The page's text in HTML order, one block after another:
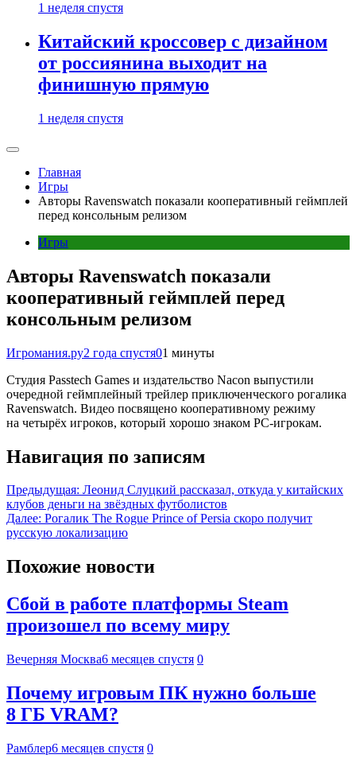
1 неделя спустя
Китайский кроссовер с дизайном
от россиянина выходит на
финишную прямую
1 неделя спустя
Главная
Игры
Авторы Ravenswatch показали кооперативный геймплей
перед консольным релизом
Игры
Авторы Ravenswatch показали
кооперативный геймплей перед
консольным релизом
Игромания.ру2 года спустя01 минуты
Студия Passtech Games и издательство Nacon выпустили
очередной геймплейный трейлер приключенческого рогалика
Ravenswatch. Видео посвящено кооперативному режиму
на четырёх игроков, который хорошо знаком РС-игрокам.
Навигация по записям
Предыдущая: Леонид Слуцкий рассказал, откуда у китайских
клубов деньги на звёздных футболистов
Далее: Рогалик The Rogue Prince of Persia скоро получит
русскую локализацию
Похожие новости
Сбой в работе платформы Steam
произошел по всему миру
Вечерняя Москва6 месяцев спустя 0
Почему игровым ПК нужно больше
8 ГБ VRAM?
Рамблер6 месяцев спустя 0